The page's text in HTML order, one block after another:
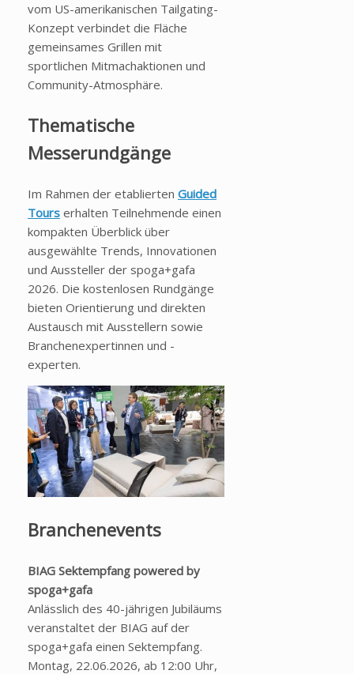
vom US-amerikanischen Tailgating-
Konzept verbindet die Fläche
gemeinsames Grillen mit
sportlichen Mitmachaktionen und
Community-Atmosphäre.
Thematische
Messerundgänge
Im Rahmen der etablierten Guided
Tours erhalten Teilnehmende einen
kompakten Überblick über
ausgewählte Trends, Innovationen
und Aussteller der spoga+gafa
2026. Die kostenlosen Rundgänge
bieten Orientierung und direkten
Austausch mit Ausstellern sowie
Branchenexpertinnen und -
experten.
Branchenevents
BIAG Sektempfang powered by
spoga+gafa
Anlässlich des 40-jährigen Jubiläums
veranstaltet der BIAG auf der
spoga+gafa einen Sektempfang.
Montag, 22.06.2026, ab 12:00 Uhr,